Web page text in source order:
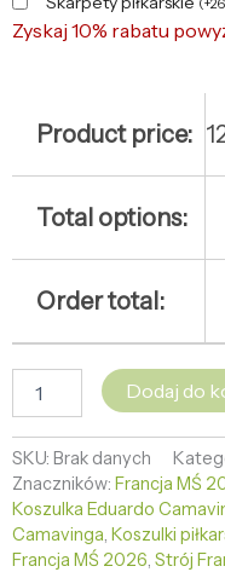
Zyskaj 10% rabatu
Product price:
Total options:
Order total:
Dodaj do
SKU: Brak danych
Znaczników: Francja MŚ
Koszulka Eduardo
Camavinga, Koszulki
Francja MŚ 2026, Strój